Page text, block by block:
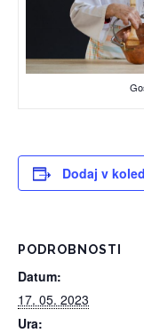
Dodaj v
PODROBNOSTI
Datum:
17. 05. 2023
Ura: